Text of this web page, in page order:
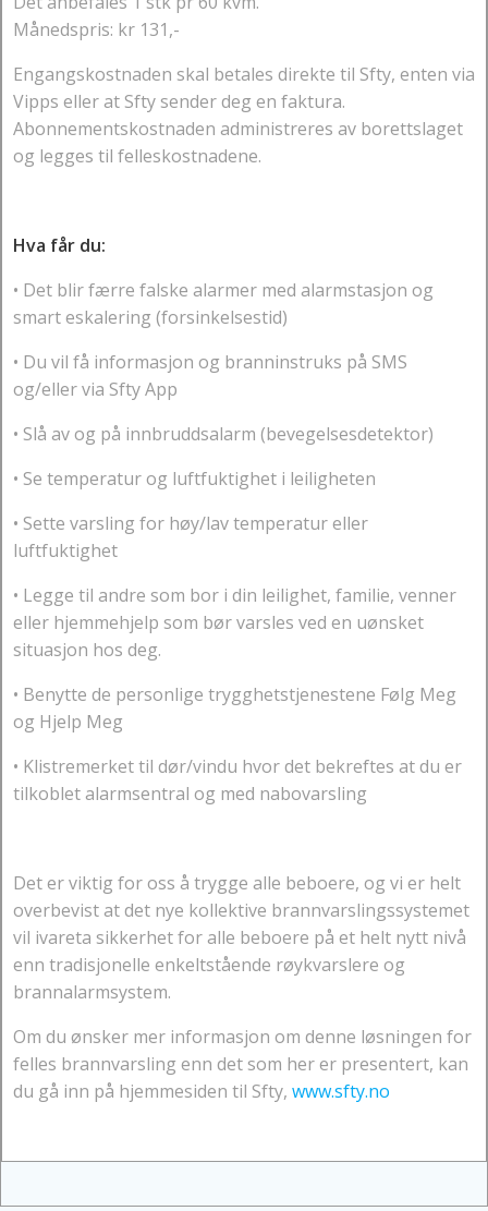
Månedspris: kr 131,-
Engangskostnaden skal betales direkte til Sfty, enten via
Vipps eller at Sfty sender deg en faktura.
Abonnementskostnaden administreres av borettslaget
og legges til felleskostnadene.
Hva får du:
• Det blir færre falske alarmer med alarmstasjon og
smart eskalering (forsinkelsestid)
• Du vil få informasjon og branninstruks på SMS
og/eller via Sfty App
• Slå av og på innbruddsalarm (bevegelsesdetektor)
• Se temperatur og luftfuktighet i leiligheten
• Sette varsling for høy/lav temperatur eller
luftfuktighet
• Legge til andre som bor i din leilighet, familie, venner
eller hjemmehjelp som bør varsles ved en uønsket
situasjon hos deg.
• Benytte de personlige trygghetstjenestene Følg Meg
og Hjelp Meg
• Klistremerket til dør/vindu hvor det bekreftes at du er
tilkoblet alarmsentral og med nabovarsling
Det er viktig for oss å trygge alle beboere, og vi er helt
overbevist at det nye kollektive brannvarslingssystemet
vil ivareta sikkerhet for alle beboere på et helt nytt nivå
enn tradisjonelle enkeltstående røykvarslere og
brannalarmsystem.
Om du ønsker mer informasjon om denne løsningen for
felles brannvarsling enn det som her er presentert, kan
du gå inn på hjemmesiden til Sfty, www.sfty.no